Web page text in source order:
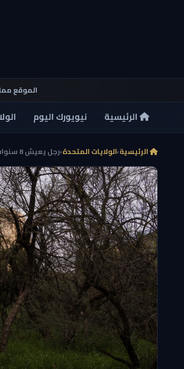
الموقع
الرئيسية نيويورك اليوم
الرئيسية›الولايات المتحدة›رجل يعيش 8 سنوات في غابة أريزونا يجمع 1000 رطل من ...